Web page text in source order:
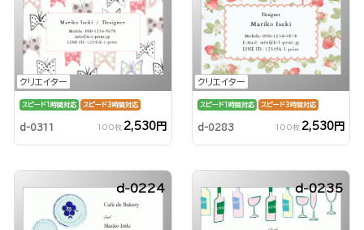
クリエイター
スピード1時間対応 スピード3時間対応
d-0311 100枚 2,530円
クリエイター
スピード1時間対応 スピード3時間対応
d-0283 100枚 2,530円
d-0224 d-0235